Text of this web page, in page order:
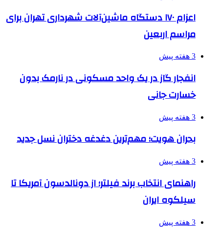
اعزام ۱۷۰ دستگاه ماشین‌آلات شهرداری تهران برای
مراسم اربعین
3 هفته پیش
انفجار گاز در یک واحد مسکونی در نارمک بدون
خسارت جانی
3 هفته پیش
بحران هویت؛ مهم‌ترین دغدغه دختران نسل جدید
3 هفته پیش
راهنمای انتخاب برند فیلتر؛ از دونالدسون آمریکا تا
سیلکوه ایران
3 هفته پیش